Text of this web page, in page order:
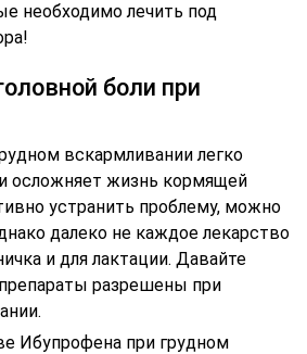
необходимо лечить под
боли при
вскармливании легко
осложняет жизнь кормящей
устранить проблему, можно
далеко не каждое лекарство
и для лактации. Давайте
разрешены при
Ибупрофена при грудном